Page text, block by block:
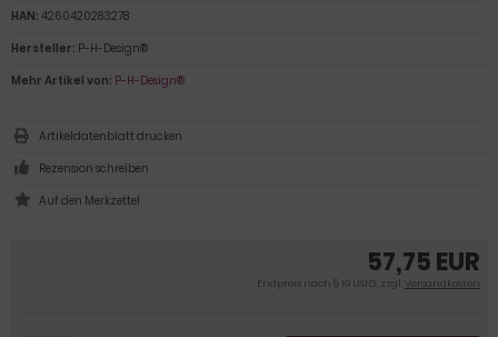
57,75 EUR
Endpreis nach § 19 UStG. zzgl.Versandkosten
HAN: 4260420283278
Hersteller: P-H-Design®
Mehr Artikel von: P-H-Design®
Artikeldatenblatt drucken
Rezension schreiben